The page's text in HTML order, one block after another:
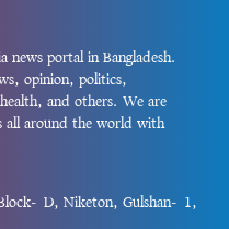
news portal in Bangladesh.
opinion, politics,
and others. We are
all around the world with
D, Niketon, Gulshan-1,